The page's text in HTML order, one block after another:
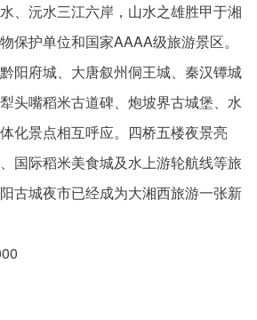
、沅水三江六岸，山水之雄胜甲于湘
保护单位和国家AAAA级旅游景区。
阳府城、大唐叙州侗王城、秦汉镡城
头嘴稻米古道碑、炮坡界古城堡、水
化景点相互呼应。四桥五楼夜景亮
国际稻米美食城及水上游轮航线等旅
古城夜市已经成为大湘西旅游一张新